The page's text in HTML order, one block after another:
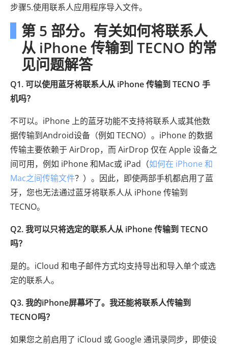
步骤5.使用联系人应用程序导入文件。
第 5 部分。有关如何将联系人
从 iPhone 传输到 TECNO 的常
见问题解答
Q1. 可以使用蓝牙将联系人从 iPhone 传输到 TECNO 手
机吗？
不可以。iPhone 上的蓝牙功能不支持将联系人或其他数
据传输到Android设备（例如 TECNO）。iPhone 的数据
传输主要依赖于 AirDrop，而 AirDrop 仅在 Apple 设备之
间可用，例如 iPhone 和Mac或 iPad（如何在 iPhone 和
Mac之间传输文件？）。因此，即使两部手机都启用了蓝
牙，您也无法通过蓝牙将联系人从 iPhone 传输到
TECNO。
Q2. 我可以只将选定的联系人从 iPhone 传输到 TECNO
吗？
是的。iCloud 和电子邮件方式均支持导出和导入单个或选
定的联系人。
Q3. 我的iPhone屏幕坏了。我还能将联系人传输到
TECNO吗？
如果您之前启用了 iCloud 或 Google 通讯录同步，即使设